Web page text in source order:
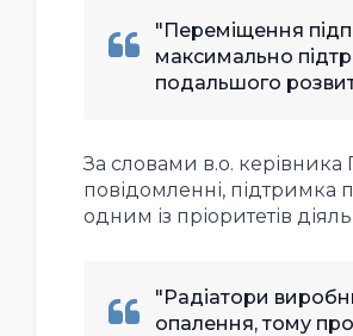
"Переміщення
максимально
подальшого
За словами в.о. керівника
повідомленні, підтримка
одним із пріоритетів
"Радіатори
опалення, тому